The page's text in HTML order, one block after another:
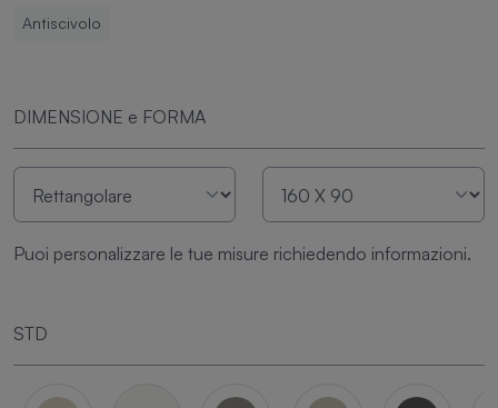
Antiscivolo
DIMENSIONE e FORMA
Puoi personalizzare le tue misure richiedendo informazioni.
STD